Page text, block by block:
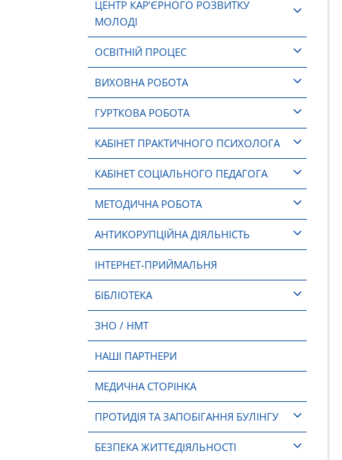
ЦЕНТР КАР’ЄРНОГО РОЗВИТКУ
МОЛОДІ
ОСВІТНІЙ ПРОЦЕС
ВИХОВНА РОБОТА
ГУРТКОВА РОБОТА
КАБІНЕТ ПРАКТИЧНОГО ПСИХОЛОГА
КАБІНЕТ СОЦІАЛЬНОГО ПЕДАГОГА
МЕТОДИЧНА РОБОТА
АНТИКОРУПЦІЙНА ДІЯЛЬНІСТЬ
ІНТЕРНЕТ-ПРИЙМАЛЬНЯ
БІБЛІОТЕКА
ЗНО / НМТ
НАШІ ПАРТНЕРИ
МЕДИЧНА СТОРІНКА
ПРОТИДІЯ ТА ЗАПОБІГАННЯ БУЛІНГУ
БЕЗПЕКА ЖИТТЄДІЯЛЬНОСТІ